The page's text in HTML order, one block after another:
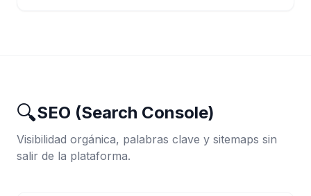
🔍SEO (Search Console)
Visibilidad orgánica, palabras clave y sitemaps sin
salir de la plataforma.